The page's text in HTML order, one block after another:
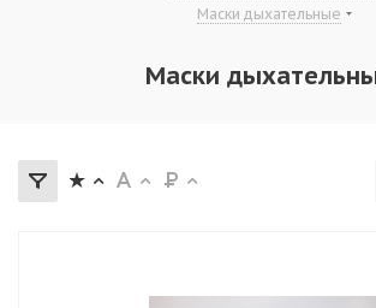
Маски дыхательные
Маски